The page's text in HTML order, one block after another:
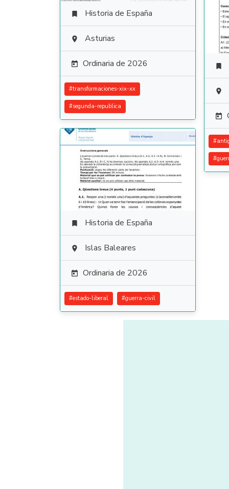
 Historia de España
 Asturias
 Ordinaria de 2026
#transformaciones-xix-xx
#segunda-republica



#
#
 Historia de España
 Islas Baleares
 Ordinaria de 2026
#estado-liberal #guerra-civil